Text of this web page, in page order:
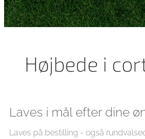
Højbede i
Laves i mål efter dine
Laves på bestilling - også